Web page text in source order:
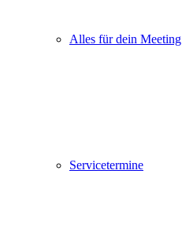
Alles für dein Meeting
Servicetermine